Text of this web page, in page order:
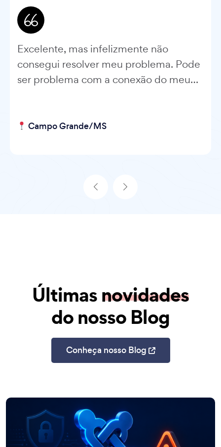
Excelente, mas infelizmente não
consegui resolver meu problema. Pode
ser problema com a conexão do meu
Campo Grande/MS
Últimasnovidades
do nosso Blog
Conheça nosso Blog